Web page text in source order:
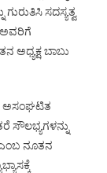
ಸದಸ್ಯತ್ವ
ಅವರಿಗೆ
ಅಧ್ಯಕ್ಷ ಬಾಬು
ಅಸಂಘಟಿತ
ಸೌಲಭ್ಯಗಳನ್ನು
ಎಂಬ ನೂತನ